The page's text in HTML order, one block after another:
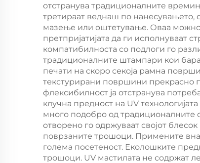
електрични огради,
машина за
затворување на
панели и кабинети
отстранува традиционалните
третираат веднаш по нанесувањето,
мазење или оштетување. Оваа
претпријатијата да ги исполнуваат
компатибилноста со подлоги го
традиционалните штампари кои
печати на скоро секоја рамна
текстурирани површини прекрасно
флексибилност ја отстранува
клучна предност на UV
много подобро од традиционалните
отворено го одржуваат својот
поврзаните трошоци. Примените
голема посетеност. Еколошките
трошоци. UV мастилата не содржат